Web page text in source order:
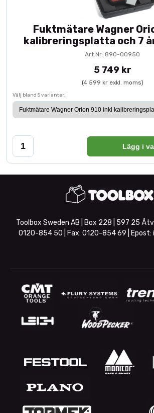
Fuktmätare Wagner
kalibreringsplatta och 7
Art.Nr: 890-00950
5 749 kr
(4 599 kr exkl. moms)
Välj bland 5 varianter:
Lägg i
Toolbox Sweden AB | Box 228 | 597 25
0120-854 50 | Fax: 0120-854 69 | Epost: